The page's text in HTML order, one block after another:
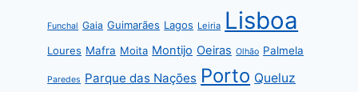
Funchal Gaia Guimarães Lagos Leiria Lisboa
Loures Mafra Moita Montijo Oeiras Olhão Palmela
Paredes Parque das Nações Porto Queluz